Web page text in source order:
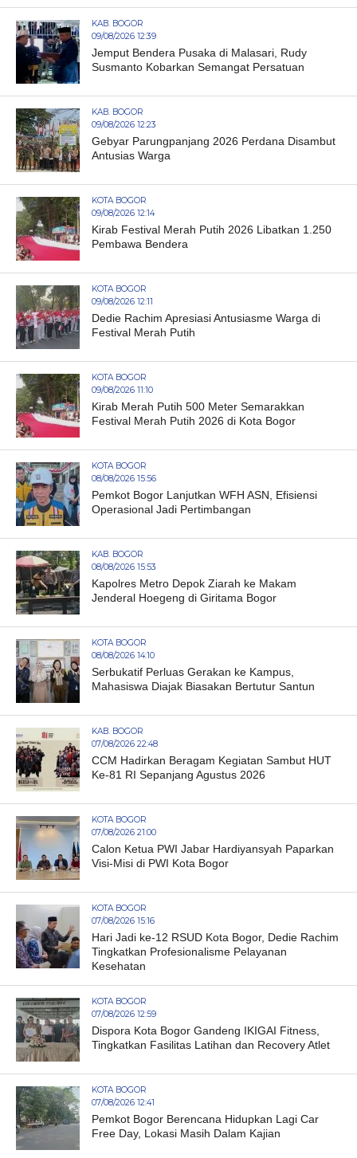
KAB. BOGOR
09/08/2026 12:39
Jemput Bendera Pusaka di Malasari, Rudy
Susmanto Kobarkan Semangat Persatuan
KAB. BOGOR
09/08/2026 12:23
Gebyar Parungpanjang 2026 Perdana Disambut
Antusias Warga
KOTA BOGOR
09/08/2026 12:14
Kirab Festival Merah Putih 2026 Libatkan 1.250
Pembawa Bendera
KOTA BOGOR
09/08/2026 12:11
Dedie Rachim Apresiasi Antusiasme Warga di
Festival Merah Putih
KOTA BOGOR
09/08/2026 11:10
Kirab Merah Putih 500 Meter Semarakkan
Festival Merah Putih 2026 di Kota Bogor
KOTA BOGOR
08/08/2026 15:56
Pemkot Bogor Lanjutkan WFH ASN, Efisiensi
Operasional Jadi Pertimbangan
KAB. BOGOR
08/08/2026 15:53
Kapolres Metro Depok Ziarah ke Makam
Jenderal Hoegeng di Giritama Bogor
KOTA BOGOR
08/08/2026 14:10
Serbukatif Perluas Gerakan ke Kampus,
Mahasiswa Diajak Biasakan Bertutur Santun
KAB. BOGOR
07/08/2026 22:48
CCM Hadirkan Beragam Kegiatan Sambut HUT
Ke-81 RI Sepanjang Agustus 2026
KOTA BOGOR
07/08/2026 21:00
Calon Ketua PWI Jabar Hardiyansyah Paparkan
Visi-Misi di PWI Kota Bogor
KOTA BOGOR
07/08/2026 15:16
Hari Jadi ke-12 RSUD Kota Bogor, Dedie Rachim
Tingkatkan Profesionalisme Pelayanan
Kesehatan
KOTA BOGOR
07/08/2026 12:59
Dispora Kota Bogor Gandeng IKIGAI Fitness,
Tingkatkan Fasilitas Latihan dan Recovery Atlet
KOTA BOGOR
07/08/2026 12:41
Pemkot Bogor Berencana Hidupkan Lagi Car
Free Day, Lokasi Masih Dalam Kajian